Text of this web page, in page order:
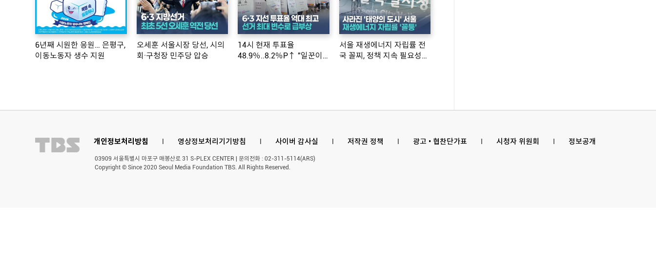
6년째 시원한 응원… 은평구,
이동노동자 생수 지원
오세훈 서울시장 당선, 시의
회·구청장 민주당 압승
14시 현재 투표율
48.9％..8.2％P↑ "일꾼이
서울 재생에너지 자립률 전
국 꼴찌, 정책 지속 필요성
개인정보처리방침 l 영상정보처리기기방침 l 사이버 감사실 l 저작권 정책 l 광고 • 협찬단가표 l 시청자 위원회 l 정보공개
03909 서울특별시 마포구 매봉산로 31 S-PLEX CENTER | 문의전화 : 02-311-5114(ARS)
Copyright © Since 2020 Seoul Media Foundation TBS. All Rights Reserved.